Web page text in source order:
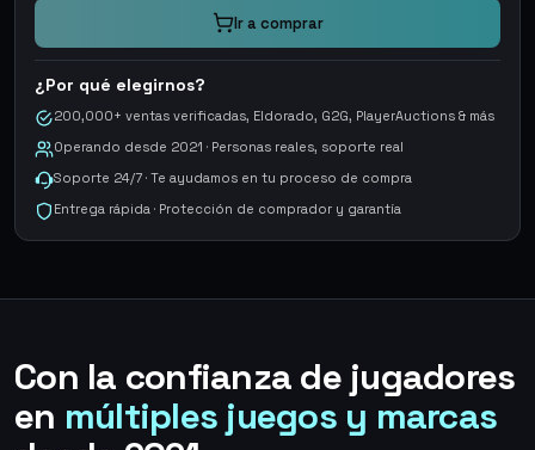
Ir a comprar
¿Por qué elegirnos?
200,000+ ventas verificadas, Eldorado, G2G, PlayerAuctions & más
Operando desde 2021 · Personas reales, soporte real
Soporte 24/7 · Te ayudamos en tu proceso de compra
Entrega rápida · Protección de comprador y garantía
Con la confianza de jugadores
en múltiples juegos y marcas